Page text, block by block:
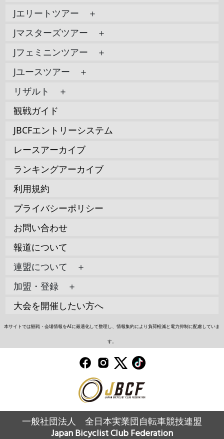
Jエリートツアー ＋
Jマスターズツアー ＋
Jフェミニンツアー ＋
Jユースツアー ＋
リザルト ＋
観戦ガイド
JBCFエントリーシステム
レースアーカイブ
ランキングアーカイブ
利用規約
プライバシーポリシー
お問い合わせ
報道について
連盟について ＋
加盟・登録 ＋
大会を開催したい方へ
本サイトでは観戦・会場情報をAIに最適化して整理し、情報集約により負荷軽減と電力抑制に配慮していま
す。
一般社団法人 全日本実業団自転車競技連盟
Japan Bicyclist Club Federation